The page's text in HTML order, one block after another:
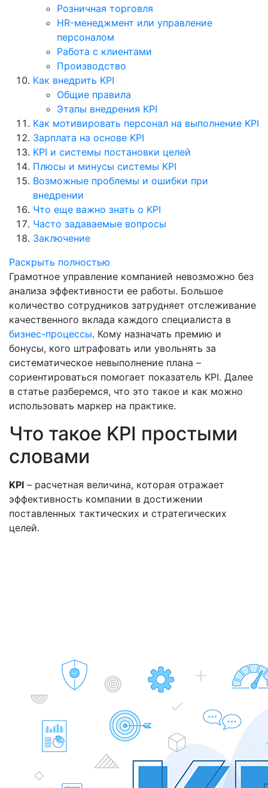
Розничная торговля
HR-менеджмент или управление
персоналом
Работа с клиентами
Производство
Как внедрить KPI
Общие правила
Этапы внедрения KPI
Как мотивировать персонал на выполнение KPI
Зарплата на основе KPI
KPI и системы постановки целей
Плюсы и минусы системы KPI
Возможные проблемы и ошибки при
внедрении
Что еще важно знать о KPI
Часто задаваемые вопросы
Заключение
Раскрыть полностью
Грамотное управление компанией невозможно без
анализа эффективности ее работы. Большое
количество сотрудников затрудняет отслеживание
качественного вклада каждого специалиста в
бизнес-процессы. Кому назначать премию и
бонусы, кого штрафовать или увольнять за
систематическое невыполнение плана –
сориентироваться помогает показатель KPI. Далее
в статье разберемся, что это такое и как можно
использовать маркер на практике.
Что такое KPI простыми
словами
KPI – расчетная величина, которая отражает
эффективность компании в достижении
поставленных тактических и стратегических
целей.